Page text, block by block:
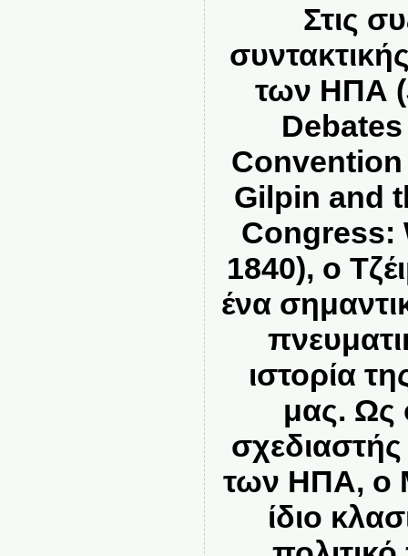
Στις
των ΗΠΑ
Convention
Gilpin and
Congress:
1840), ο
ένα
ιστορία
μας. Ως
των ΗΠΑ, ο
ίδιο